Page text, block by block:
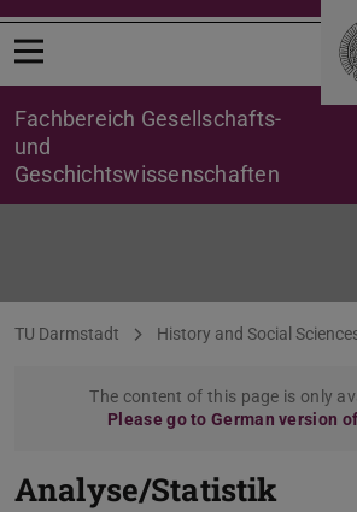
Open menu
Fachbereich Gesellschafts-
und
Geschichtswissenschaften
You are here:
TU Darmstadt History and Social
The content of this page is only
Please go to German version
Analyse/Statistik